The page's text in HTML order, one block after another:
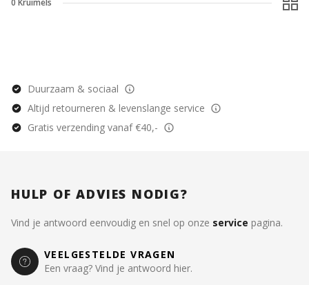
0 Kruimels
Duurzaam & sociaal
Altijd retourneren & levenslange service
Gratis verzending vanaf €40,-
HULP OF ADVIES NODIG?
Vind je antwoord eenvoudig en snel op onze service pagina.
VEELGESTELDE VRAGEN
Een vraag? Vind je antwoord hier.